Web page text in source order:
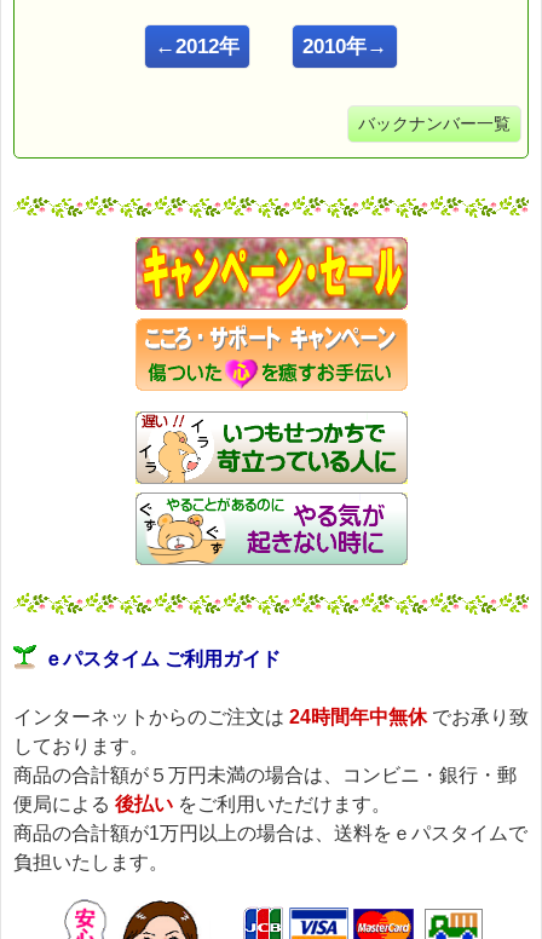
←2012年 2010年→
バックナンバー一覧
ｅパスタイム ご利用ガイド
インターネットからのご注文は 24時間年中無休でお承り致
しております。
商品の合計額が５万円未満の場合は、コンビニ・銀行・郵
便局による 後払い をご利用いただけます。
商品の合計額が1万円以上の場合は、送料をｅパスタイムで
負担いたします。